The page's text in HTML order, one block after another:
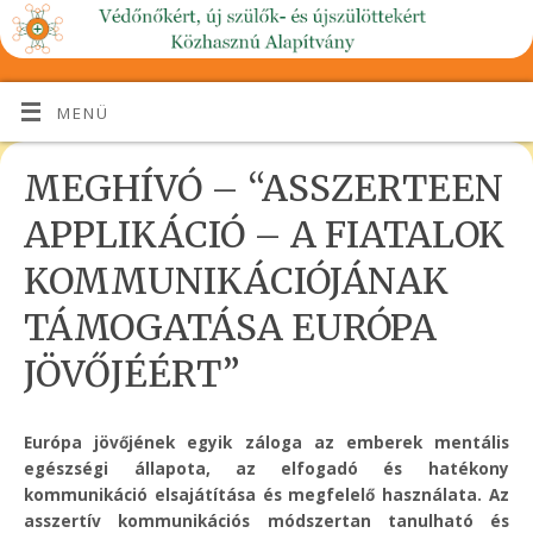
MENÜ
MEGHÍVÓ – “ASSZERTEEN
APPLIKÁCIÓ – A FIATALOK
KOMMUNIKÁCIÓJÁNAK
TÁMOGATÁSA EURÓPA
JÖVŐJÉÉRT”
Európa jövőjének egyik záloga az emberek mentális
egészségi állapota, az elfogadó és hatékony
kommunikáció elsajátítása és megfelelő használata. Az
asszertív kommunikációs módszertan tanulható és